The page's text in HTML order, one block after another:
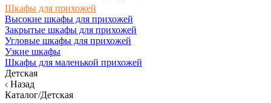
Шкафы для прихожей
Высокие шкафы для прихожей
Закрытые шкафы для прихожей
Угловые шкафы для прихожей
Узкие шкафы
Шкафы для маленькой прихожей
Детская
Назад
Каталог/Детская